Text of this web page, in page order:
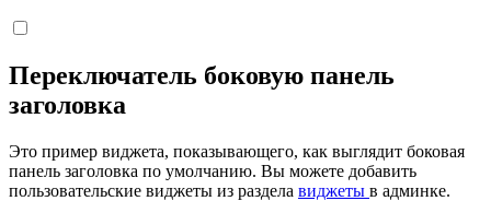
Переключатель боковую панель
заголовка
Это пример виджета, показывающего, как выглядит боковая
панель заголовка по умолчанию. Вы можете добавить
пользовательские виджеты из раздела виджеты в админке.